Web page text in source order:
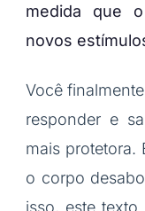
medida que
novos
Você
responder e
mais protetora.
o corpo
isso, este